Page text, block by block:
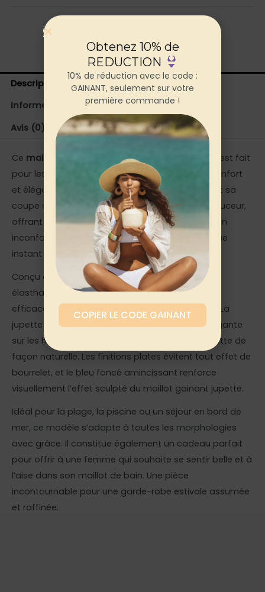
Description
Informations complémentaires
Avis (0)
Ce maillot de bain gainant jupette
bleu foncé est fait
pour les femmes qui refusent de choisir entre confort
et élégance. Avec sa couleur marine profonde et sa
coupe structurée, il redessine la silhouette en douceur,
offrant un maintien ventre plat sans compression
inconfortable. Vous méritez de profiter de chaque
instant au bord de l’eau avec confiance.
Conçu dans un tissu gainant à haute teneur en
élasthanne, ce maillot offre untummy control
efficace tout en restant souple au mouvement. La
jupette superposée apporte une couverture élégante
sur les hanches et les cuisses, affinant la silhouette de
façon naturelle. Les finitions plates évitent tout effet de
bourrelet, et le bleu foncé amincissant renforce
visuellement l’effet sculpté du maillot gainant jupette.
Idéal pour la plage, la piscine ou un séjour en bord de
mer, ce modèle s’adapte à toutes les morphologies
avec grâce. Il constitue également un cadeau parfait
pour offrir à une femme qui souhaite se sentir belle et à
l’aise dans son maillot de bain. Une pièce
incontournable pour une garde-robe estivale assumée
et raffinée.
Obtenez 10% de
REDUCTION
10% de réduction avec le code :
GAINANT, seulement sur votre
première commande !
COPIER LE CODE GAINANT